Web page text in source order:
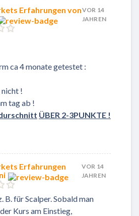
Erfahrungen vonVOR 14
JAHREN
ca 4 monate getestet :
!
tag ab !
ÜBER 2-3PUNKTE !
Erfahrungen
VOR 14
JAHREN
B. für Scalper. Sobald man
Kurs am Einstieg,